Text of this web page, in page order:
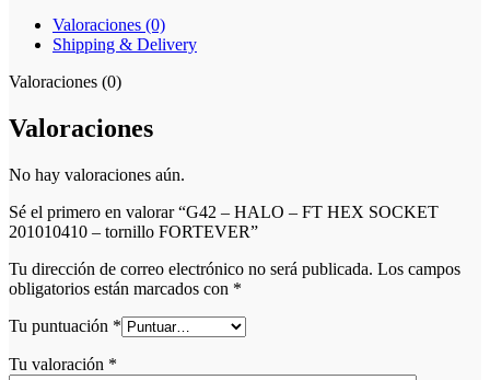
Valoraciones (0)
Shipping & Delivery
Valoraciones (0)
Valoraciones
No hay valoraciones aún.
Sé el primero en valorar “G42 – HALO – FT HEX SOCKET
201010410 – tornillo FORTEVER”
Tu dirección de correo electrónico no será publicada. Los campos
obligatorios están marcados con *
Tu puntuación *
Tu valoración *